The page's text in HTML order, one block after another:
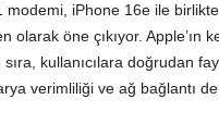
modemi, iPhone 16e ile birlikte
olarak öne çıkıyor. Apple’ın
sıra, kullanıcılara doğrudan
verimliliği ve ağ bağlantı